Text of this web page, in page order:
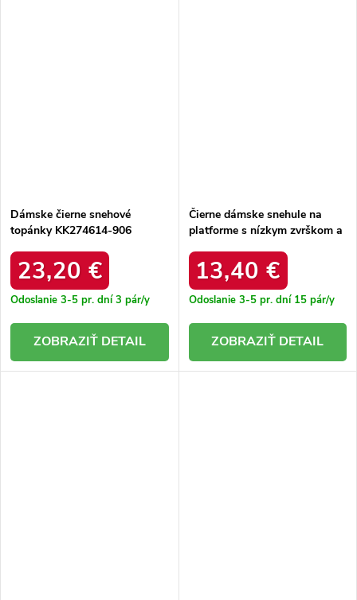
Dámske čierne snehové
topánky KK274614-906
23,20 €
Odoslanie 3-5 pr. dní3 pár/y
DETAIL
Čierne dámske snehule na
platforme s nízkym zvrškom a
MC-39 BLACK
13,40 €
Odoslanie 3-5 pr. dní 15 pár/y
DETAIL